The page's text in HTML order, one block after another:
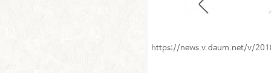
https://news.v.daum.net/v/